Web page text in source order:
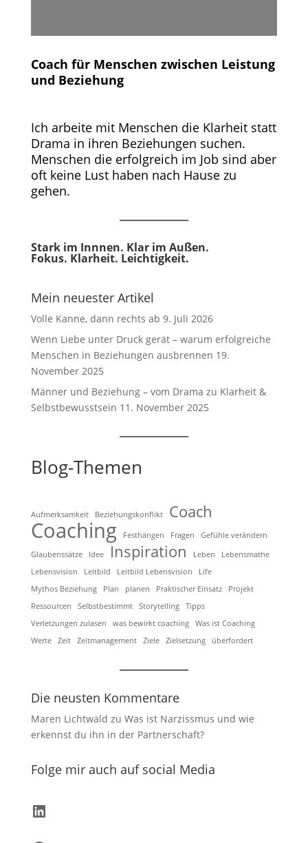
Coach für Menschen zwischen Leistung
und Beziehung
Ich arbeite mit Menschen die Klarheit statt
Drama in ihren Beziehungen suchen.
Menschen die erfolgreich im Job sind aber
oft keine Lust haben nach Hause zu
gehen.
Stark im Innnen. Klar im Außen.
Fokus. Klarheit. Leichtigkeit.
Mein neuester Artikel
Volle Kanne, dann rechts ab 9. Juli 2026
Wenn Liebe unter Druck gerät – warum erfolgreiche
Menschen in Beziehungen ausbrennen 19.
November 2025
Männer und Beziehung – vom Drama zu Klarheit &
Selbstbewusstsein 11. November 2025
Blog-Themen
Aufmerksamkeit Beziehungskonflikt Coach
Coaching Festhängen Fragen
Gefühle verändern
Glaubenssätze
Idee Inspiration Leben
Lebensmathe
Lebensvision
Leitbild Leitbild Lebensvision
Life
Mythos Beziehung
Plan planen Praktischer Einsatz
Projekt
Ressourcen
Selbstbestimmt Storytelling
Tipps
Verletzungen zulasen
was bewirkt coaching
Was ist Coaching
Werte
Zeit Zeitmanagement Ziele Zielsetzung überfordert
Die neusten Kommentare
Maren Lichtwald zu Was ist Narzissmus und wie
erkennst du ihn in der Partnerschaft?
Folge mir auch auf social Media
LinkedIn